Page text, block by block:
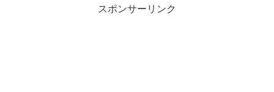
スポンサーリンク